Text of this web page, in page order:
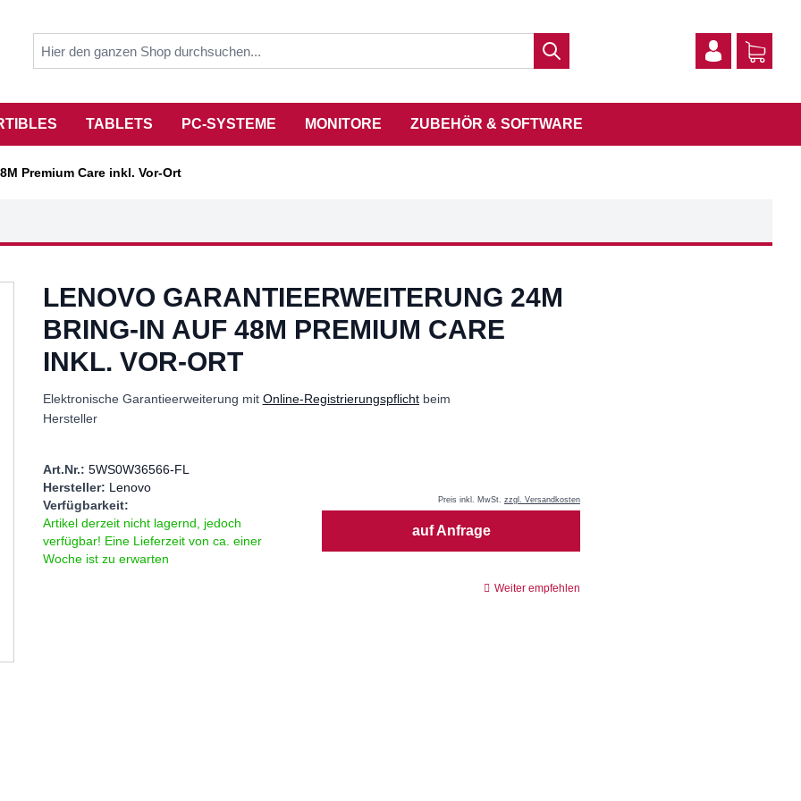
TABLETS PC-SYSTEME MONITORE ZUBEHÖR & SOFTWARE
Premium Care inkl. Vor-Ort
LENOVO GARANTIEERWEITERUNG 24M
BRING-IN AUF 48M PREMIUM CARE
INKL. VOR-ORT
Elektronische Garantieerweiterung mit Online-Registrierungspflichtbeim
Hersteller
Art.Nr.: 5WS0W36566-FL
Hersteller: Lenovo
Verfügbarkeit:
Artikel derzeit nicht lagernd, jedoch
verfügbar! Eine Lieferzeit von ca. einer
Woche ist zu erwarten
Preis inkl. MwSt. zzgl. Versandkosten
auf Anfrage
Weiter empfehlen